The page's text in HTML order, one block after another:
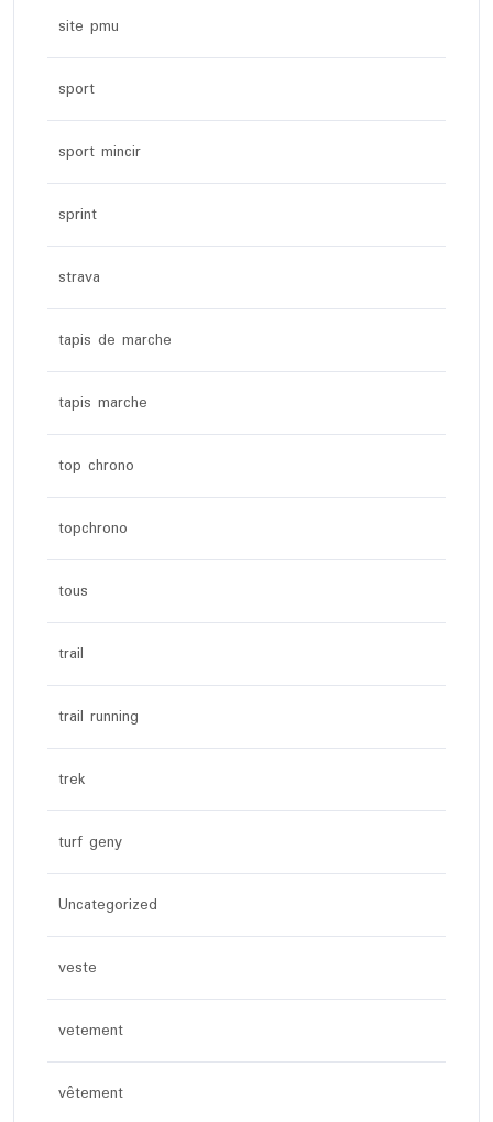
site pmu
sport
sport mincir
sprint
strava
tapis de marche
tapis marche
top chrono
topchrono
tous
trail
trail running
trek
turf geny
Uncategorized
veste
vetement
vêtement